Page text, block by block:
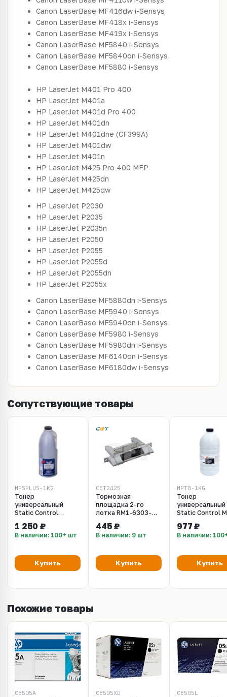
Canon LaserBase MF416dw i-Sensys
Canon LaserBase MF418x i-Sensys
Canon LaserBase MF419x i-Sensys
Canon LaserBase MF5840 i-Sensys
Canon LaserBase MF5840dn i-Sensys
Canon LaserBase MF5880 i-Sensys
HP LaserJet M401 Pro 400
HP LaserJet M401a
HP LaserJet M401d Pro 400
HP LaserJet M401dn
HP LaserJet M401dne (CF399A)
HP LaserJet M401dw
HP LaserJet M401n
HP LaserJet M425 Pro 400 MFP
HP LaserJet M425dn
HP LaserJet M425dw
HP LaserJet P2030
HP LaserJet P2035
HP LaserJet P2035n
HP LaserJet P2050
HP LaserJet P2055
HP LaserJet P2055d
HP LaserJet P2055dn
HP LaserJet P2055x
Canon LaserBase MF5880dn i-Sensys
Canon LaserBase MF5940 i-Sensys
Canon LaserBase MF5940dn i-Sensys
Canon LaserBase MF5980 i-Sensys
Canon LaserBase MF5980dn i-Sensys
Canon LaserBase MF6140dn i-Sensys
Canon LaserBase MF6180dw i-Sensys
Сопутствующие товары
MPSPLUS-1KG
Тонер
универсальный
Static Control
LaserJet 1010-9000,
LaserJet P2015,
M525 - 1 кг/фл. (SSC
- MPSPLUS)
1 250 ₽
В наличии: 100+ шт
Купить
CET2425
Тормозная
площадка 2-го
лотка RM1-6303-
Enterprise P3015,
M521/M525 (CET),
445 ₽
В наличии: 9 шт
Купить
MPT8-1KG
Тонер
универсальный
Static Control
PM401, P2055,
P3005, P3015 -
977 ₽
В наличии:
Купить
Похожие товары
CE505A
CE505XD
CE505L